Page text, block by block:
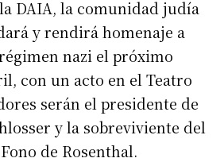
DAIA, la comunidad judía
y rendirá homenaje a
nazi el próximo
con un acto en el Teatro
serán el presidente de
y la sobreviviente del
de Rosenthal.